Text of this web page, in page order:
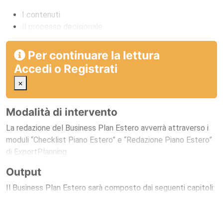
I contenuti
Il processo decisionale.
Per continuare la lettura
Accedi o Registrati
×
Modalità di intervento
La redazione del Business Plan Estero avverrà attraverso i
moduli “Checklist Piano Estero” e “Redazione Piano Estero”
di ExportPlanning.
Output
Il Business Plan Estero sarà composto dai seguenti capitoli: